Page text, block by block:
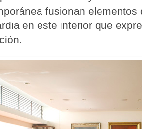
fusionan elementos
en este interior que